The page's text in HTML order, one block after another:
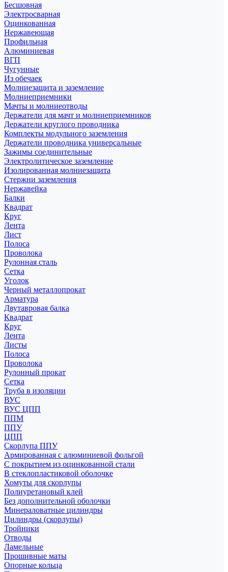
Бесшовная
Электросварная
Оцинкованная
Нержавеющая
Профильная
Алюминиевая
ВГП
Чугунные
Из обечаек
Молниезащита и заземление
Молниеприемники
Мачты и молниеотводы
Держатели для мачт и молниеприемников
Держатели круглого проводника
Комплекты модульного заземления
Держатели проводника универсальные
Зажимы соединительные
Электролитическое заземление
Изолированная молниезащита
Стержни заземления
Нержавейка
Балки
Квадрат
Круг
Лента
Лист
Полоса
Проволока
Рулонная сталь
Сетка
Уголок
Черный металлопрокат
Арматура
Двутавровая балка
Квадрат
Круг
Лента
Листы
Полоса
Проволока
Рулонный прокат
Сетка
Труба в изоляции
ВУС
ВУС ЦПП
ППМ
ППУ
ЦПП
Скорлупа ППУ
Армированная с алюминиевой фольгой
С покрытием из оцинкованной стали
В стеклопластиковой оболочке
Хомуты для скорлупы
Полиуретановый клей
Без дополнительной оболочки
Минераловатные цилиндры
Цилиндры (скорлупы)
Тройники
Отводы
Ламельные
Прошивные маты
Опорные кольца